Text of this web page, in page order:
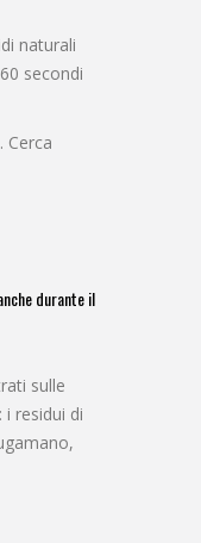
naturali
secondi
Cerca
durante il
sulle
residui di